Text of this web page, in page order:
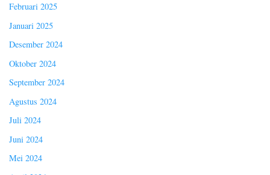
Februari 2025
Januari 2025
Desember 2024
Oktober 2024
September 2024
Agustus 2024
Juli 2024
Juni 2024
Mei 2024